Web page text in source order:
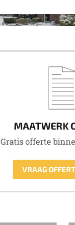
MAATWERK
Gratis offerte
VRAAG